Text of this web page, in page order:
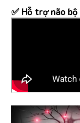
✅ Hỗ trợ não